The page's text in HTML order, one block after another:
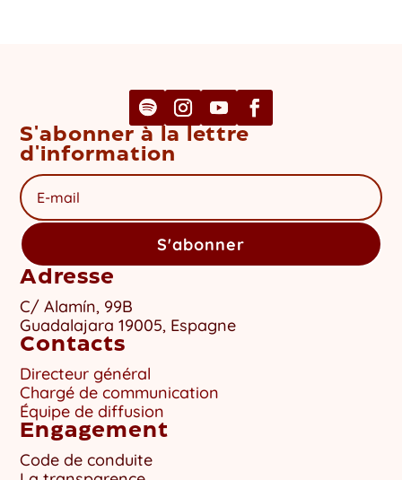
S'abonner à la lettre
d'information
S'abonner
Adresse
C/ Alamín, 99B
Guadalajara 19005, Espagne
Contacts
Directeur général
Chargé de communication
Équipe de diffusion
Engagement
Code de conduite